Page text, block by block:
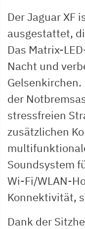
Der Jaguar XF
ausgestattet,
Das Matrix-
Nacht und
der
stressfreien
zusätzlichen
Soundsystem
Wi-Fi/WLAN-
Konnektivität,
Dank der